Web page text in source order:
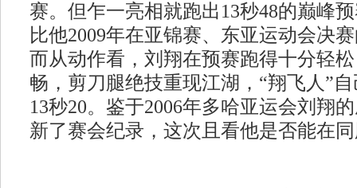
赛。但乍一亮相就跑出13秒48的巅峰
比他2009年在亚锦赛、东亚运动会决
而从动作看，刘翔在预赛跑得十分轻
畅，剪刀腿绝技重现江湖，“翔飞人”
13秒20。鉴于2006年多哈亚运会刘翔
新了赛会纪录，这次且看他是否能在